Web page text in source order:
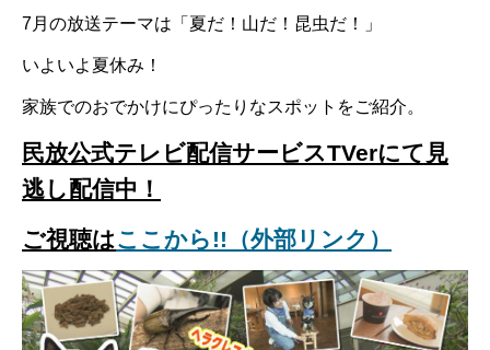
7月の放送テーマは「夏だ！山だ！昆虫だ！」
いよいよ夏休み！
家族でのおでかけにぴったりなスポットをご紹介。
民放公式テレビ配信サービスTVerにて見
逃し配信中！
ご視聴はここから!!（外部リンク）